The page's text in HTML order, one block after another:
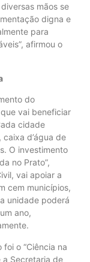
mãos se
digna e
para
afirmou o
do
vai beneficiar
cidade
d’água de
O investimento
no Prato”,
vai apoiar a
cem municípios,
unidade poderá
ano,
o “Ciência na
a Secretaria de